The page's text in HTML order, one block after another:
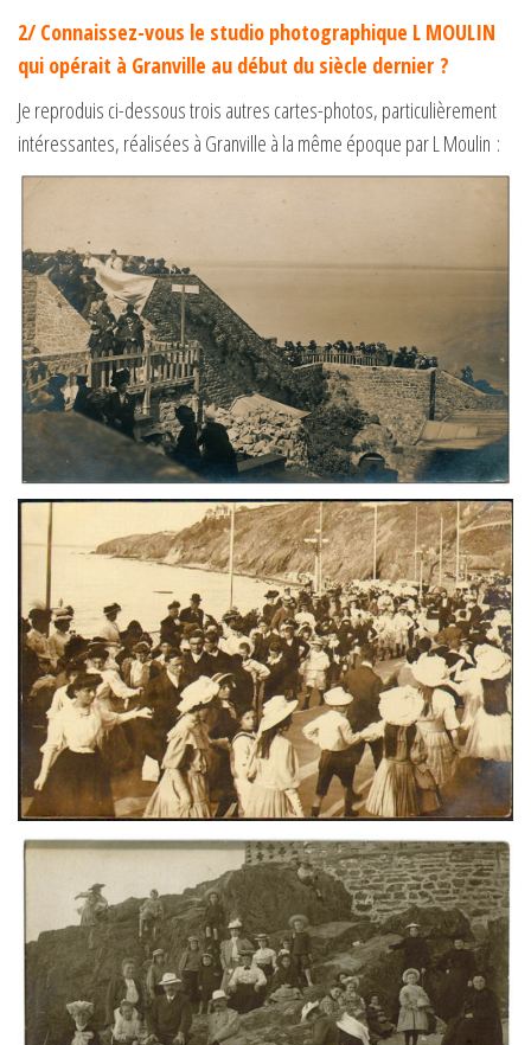
2/ Connaissez-vous le studio photographique L MOULIN
qui opérait à Granville au début du siècle dernier ?
Je reproduis ci-dessous trois autres cartes-photos, particulièrement
intéressantes, réalisées à Granville à la même époque par L Moulin :